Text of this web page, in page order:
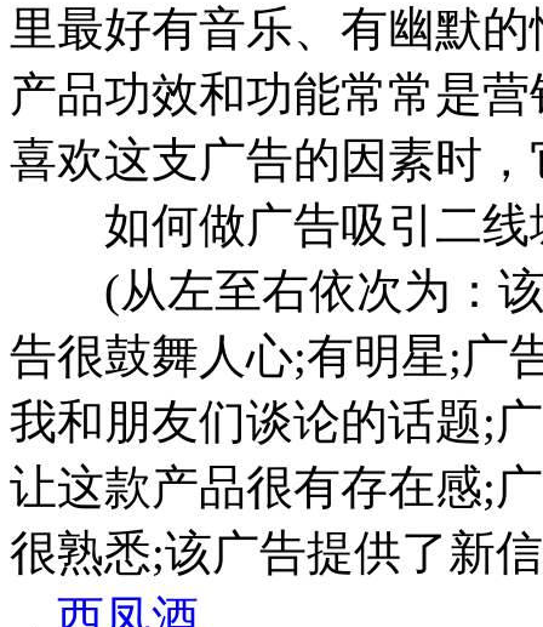
里最好有音乐、有幽默
产品功效和功能常常是
喜欢这支广告的因素时
如何做广告吸引二线
(从左至右依次为：该
告很鼓舞人心;有明星;广
我和朋友们谈论的话题;
让这款产品很有存在感;
很熟悉;该广告提供了新信